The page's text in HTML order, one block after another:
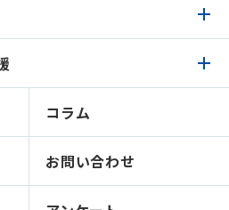
ィ
プト＆処方提案）
援トップコラム
お問い合わせ